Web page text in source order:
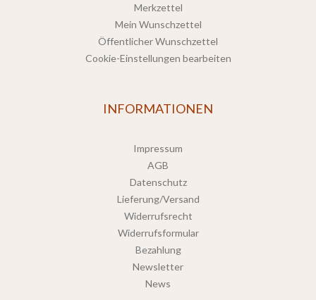
Merkzettel
Mein Wunschzettel
Öffentlicher Wunschzettel
Cookie-Einstellungen bearbeiten
INFORMATIONEN
Impressum
AGB
Datenschutz
Lieferung/Versand
Widerrufsrecht
Widerrufsformular
Bezahlung
Newsletter
News